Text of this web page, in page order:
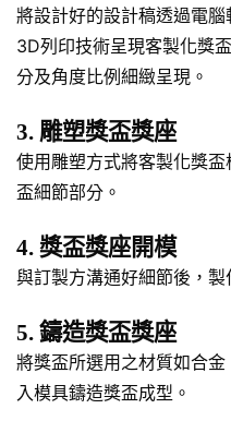
將設計好的設計稿透過電
3D列印技術呈現客製化獎
分及角度比例細緻呈現。
3. 雕塑獎盃獎座
使用雕塑方式將客製化獎
盃細節部分。
4. 獎盃獎座開模
與訂製方溝通好細節後，
5. 鑄造獎盃獎座
將獎盃所選用之材質如合
入模具鑄造獎盃成型。